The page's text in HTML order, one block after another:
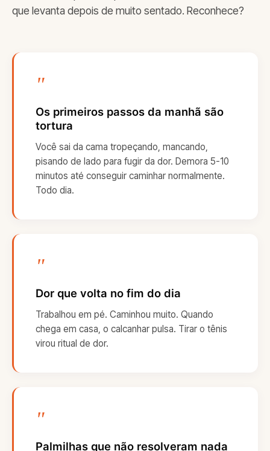
que levanta depois de muito sentado. Reconhece?
"
Os primeiros passos da manhã são
tortura
Você sai da cama tropeçando, mancando,
pisando de lado para fugir da dor. Demora 5-10
minutos até conseguir caminhar normalmente.
Todo dia.
"
Dor que volta no fim do dia
Trabalhou em pé. Caminhou muito. Quando
chega em casa, o calcanhar pulsa. Tirar o tênis
virou ritual de dor.
"
Palmilhas que não resolveram nada